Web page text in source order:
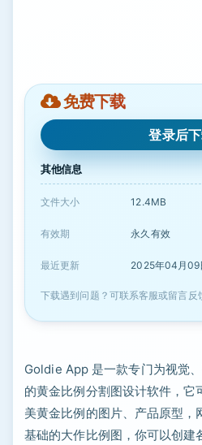
免费下载
登录后
其他信息
文件大小 12.4MB
有效期 永久有效
最近更新 2025年04月09
下载遇到问题？可联系客服或留言反
Goldie App 是一款专门为视觉
的黄金比例分割图设计软件，它
美黄金比例的图片、产品原型，
基础的大作比例图，你可以创